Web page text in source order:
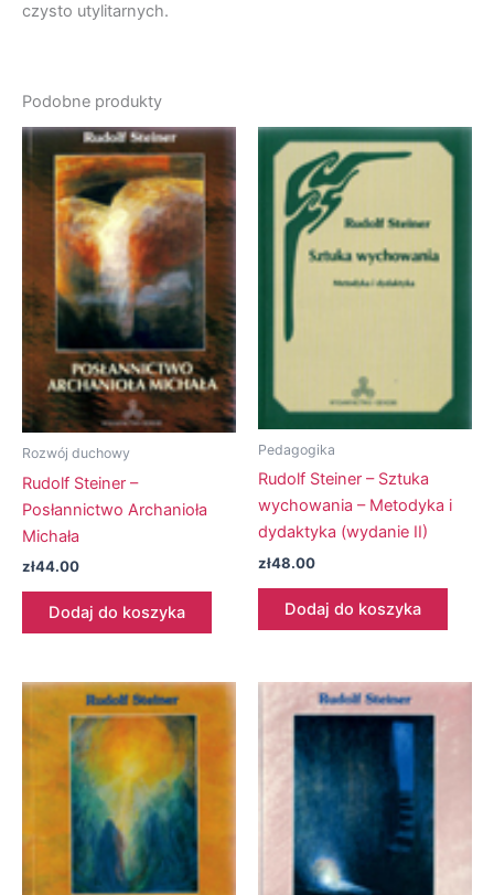
czysto utylitarnych.
Podobne produkty
Rozwój duchowy
Rudolf Steiner –
Posłannictwo Archanioła
Michała
zł44.00
Dodaj do koszyka
Pedagogika
Rudolf Steiner – Sztuka
wychowania – Metodyka i
dydaktyka (wydanie II)
zł48.00
Dodaj do koszyka